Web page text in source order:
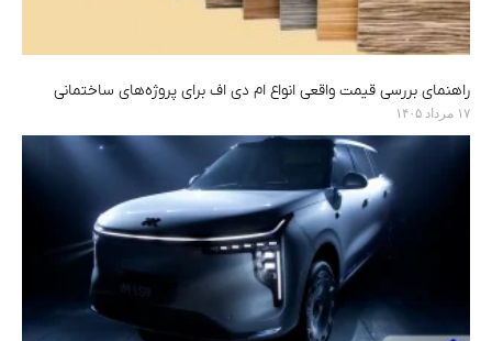
راهنمای بررسی قیمت واقعی انواع ام دی اف برای پروژه‌های ساختمانی
۱۷ مرداد ۱۴۰۵